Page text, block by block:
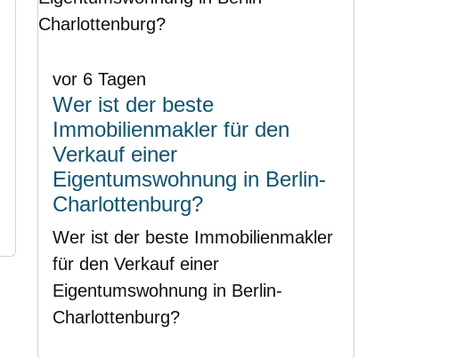
vor 6 Tagen
Wer ist der beste
Immobilienmakler für den
Verkauf einer
Eigentumswohnung in Berlin-
Charlottenburg?
Wer ist der beste Immobilienmakler
für den Verkauf einer
Eigentumswohnung in Berlin-
Charlottenburg?